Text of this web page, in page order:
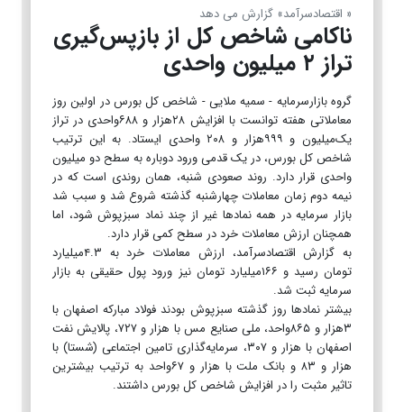
« اقتصادسرآمد» گزارش می دهد
ناکامی شاخص کل از بازپس‌گیری
تراز ۲ میلیون واحدی
گروه بازارسرمایه - سمیه ملایی - شاخص کل بورس در اولین روز
معاملاتی هفته توانست با افزایش ۲۸هزار و ۶۸۸واحدی در تراز
یک‌میلیون و ۹۹۹هزار و ۲۰۸ واحدی ایستاد. به این ترتیب
شاخص کل بورس، در یک قدمی ورود دوباره به سطح دو میلیون
واحدی قرار دارد. روند صعودی شنبه، همان روندی است که در
نیمه دوم زمان معاملات چهارشنبه گذشته شروع شد و سبب شد
بازار سرمایه در همه نمادها غیر از چند نماد سبزپوش شود، اما
همچنان ارزش معاملات خرد در سطح کمی قرار دارد.
به گزارش اقتصادسرآمد، ارزش معاملات خرد به ۴.۳میلیارد
تومان رسید و ۱۶۶میلیارد تومان نیز ورود پول حقیقی به بازار
سرمایه ثبت شد.
بیشتر نمادها روز گذشته سبزپوش بودند فولاد مبارکه اصفهان با
۳هزار و ۸۶۵واحد، ملی صنایع مس با هزار و ۷۲۷، پالایش نفت
اصفهان با هزار و ۳۰۷، سرمایه‌گذاری تامین اجتماعی (شستا) با
هزار و ۸۳ و بانک ملت با هزار و ۶۷واحد به ترتیب بیشترین
تاثیر مثبت را در افزایش شاخص کل بورس داشتند.